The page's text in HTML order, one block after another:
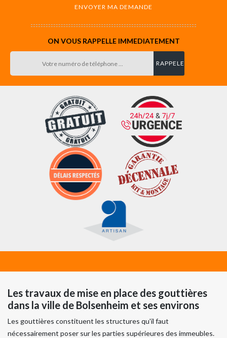
ON VOUS RAPPELLE IMMEDIATEMENT
Les travaux de mise en place des gouttières
dans la ville de Bolsenheim et ses environs
Les gouttières constituent les structures qu'il faut
nécessairement poser sur les parties supérieures des immeubles.